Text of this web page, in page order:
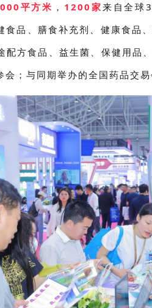
平方米 ， 1200家来自全球
食品、膳食补充剂、健康食品
配方食品、益生菌、保健用品
会；与同期举办的全国药品交